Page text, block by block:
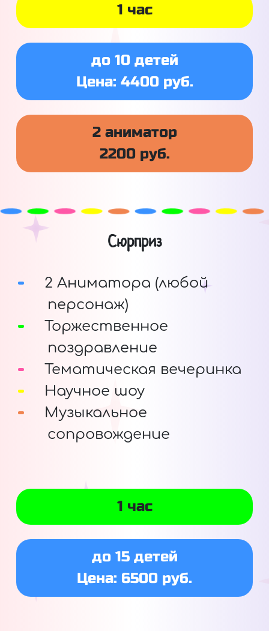
1 час
до 10 детей
Цена: 4400 руб.
2 аниматор
2200 руб.
Сюрприз
2 Аниматора (любой
персонаж)
Торжественное
поздравление
Тематическая вечеринка
Научное шоу
Музыкальное
сопровождение
1 час
до 15 детей
Цена: 6500 руб.